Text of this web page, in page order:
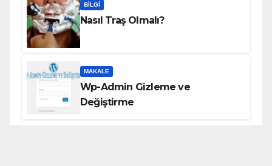
BILGI
Nasıl Traş Olmalı?
MAKALE
Wp-Admin Gizleme ve
Değiştirme